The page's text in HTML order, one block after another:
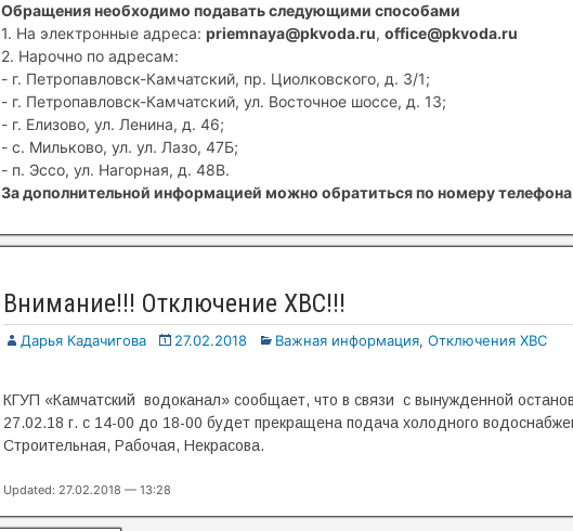
Обращения необходимо подавать следующими способами
1. На электронные адреса: priemnaya@pkvoda.ru, office@pkvoda.ru
2. Нарочно по адресам:
- г. Петропавловск-Камчатский, пр. Циолковского, д. 3/1;
- г. Петропавловск-Камчатский, ул. Восточное шоссе, д. 13;
- г. Елизово, ул. Ленина, д. 46;
- с. Мильково, ул. ул. Лазо, 47Б;
- п. Эссо, ул. Нагорная, д. 48В.
За дополнительной информацией можно обратиться по номеру
Внимание!!! Отключение ХВС!!!
Дарья Кадачигова 27.02.2018 Важная информация, Отключения ХВС
КГУП «Камчатский водоканал» сообщает, что в связи с вынужденной
27.02.18 г. с 14-00 до 18-00 будет прекращена подача холодного
Строительная, Рабочая, Некрасова.
Updated: 27.02.2018 — 13:28